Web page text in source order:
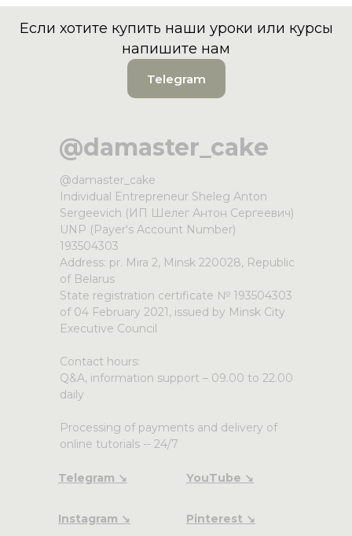
Если хотите купить наши уроки или курсы
напишите нам
Telegram
@damaster_cake
@damaster_cake
Individual Entrepreneur Sheleg Anton
Sergeevich (ИП Шелег Антон Сергеевич)
UNP (Payer's Account Number)
193504303
Address: pr. Mira 2, Minsk 220028, Republic
of Belarus
State registration certificate № 193504303
of 04 February 2021, issued by Minsk City
Executive Council
Contact hours:
Q&A, information support – 09.00 to 22.00
daily
Processing of payments and delivery of
online tutorials -- 24/7
Telegram ↘
Instagram ↘ Pinterest ↘
YouTube ↘